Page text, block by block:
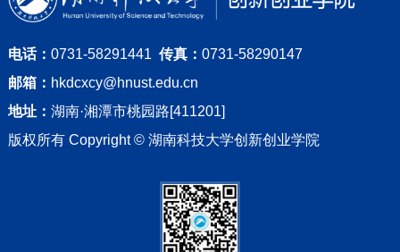
电话： 0731-58291441 传真： 0731-58290147
邮箱： hkdcxcy@hnust.edu.cn
地址： 湖南·湘潭市桃园路[411201]
版权所有 Copyright © 湖南科技大学创新创业学院